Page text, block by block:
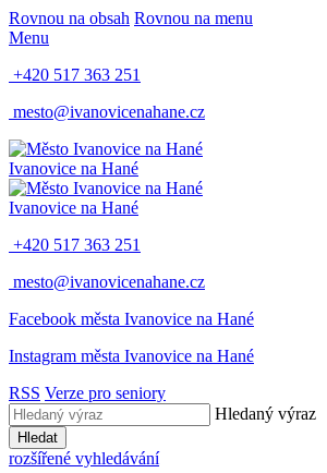
Rovnou na obsah Rovnou na menu
Menu
+420 517 363 251
mesto@ivanovicenahane.cz
Ivanovice na Hané
Ivanovice na Hané
+420 517 363 251
mesto@ivanovicenahane.cz
Facebook města Ivanovice na Hané
Instagram města Ivanovice na Hané
RSS Verze pro seniory
Hledaný výraz
Hledat
rozšířené vyhledávání